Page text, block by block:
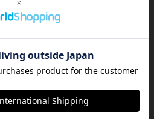
ウヴェ・ローゼンベルク
カナイセイジ